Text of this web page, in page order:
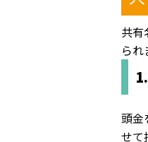
共有
られ
頭金
せて